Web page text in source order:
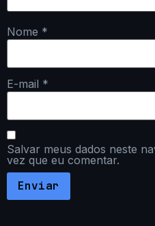
Nome *
E-mail *
Salvar meus dados neste
vez que eu comentar.